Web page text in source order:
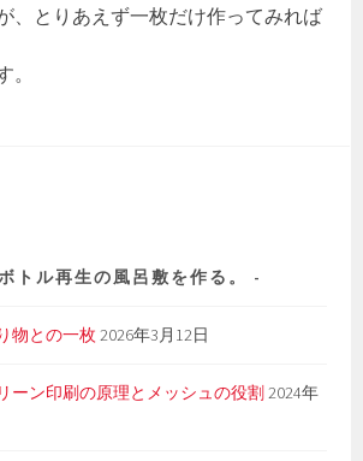
、とりあえず一枚だけ作ってみれば
。
トル再生の風呂敷を作る。
物との一枚 2026年3月12日
ーン印刷の原理とメッシュの役割2024年